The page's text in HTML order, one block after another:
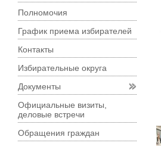
Полномочия
График приема избирателей
Контакты
Избирательные округа
Документы
Официальные визиты,
деловые встречи
Обращения граждан